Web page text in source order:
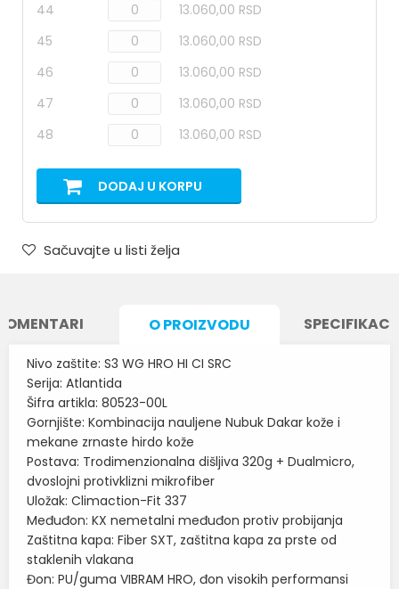
44
13.060,00 RSD
45
13.060,00 RSD
46
13.060,00 RSD
47
13.060,00 RSD
48
13.060,00 RSD
DODAJ U KORPU
Sačuvajte u listi želja
O PROIZVODU
Nivo zaštite: S3 WG HRO HI CI SRC
Serija: Atlantida
Šifra artikla: 80523-00L
Gornjište: Kombinacija nauljene Nubuk Dakar kože i
mekane zrnaste hirdo kože
Postava: Trodimenzionalna dišljiva 320g + Dualmicro,
dvoslojni protivklizni mikrofiber
Uložak: Climaction-Fit 337
Međuđon: KX nemetalni međuđon protiv probijanja
Zaštitna kapa: Fiber SXT, zaštitna kapa za prste od
staklenih vlakana
Đon: PU/guma VIBRAM HRO, đon visokih performansi